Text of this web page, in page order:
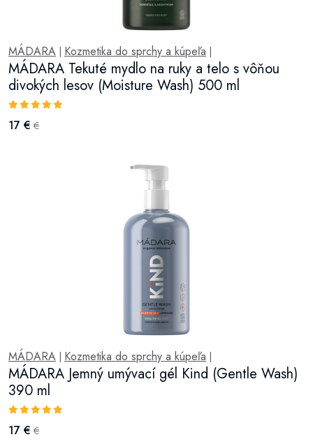
MÁDARA Kozmetika do sprchy a kúpeľa
MÁDARA Tekuté mydlo na ruky a telo s vôňou
divokých lesov (Moisture Wash) 500 ml
17 € €
MÁDARA Kozmetika do sprchy a kúpeľa
MÁDARA Jemný umývací gél Kind (Gentle Wash)
390 ml
17 € €